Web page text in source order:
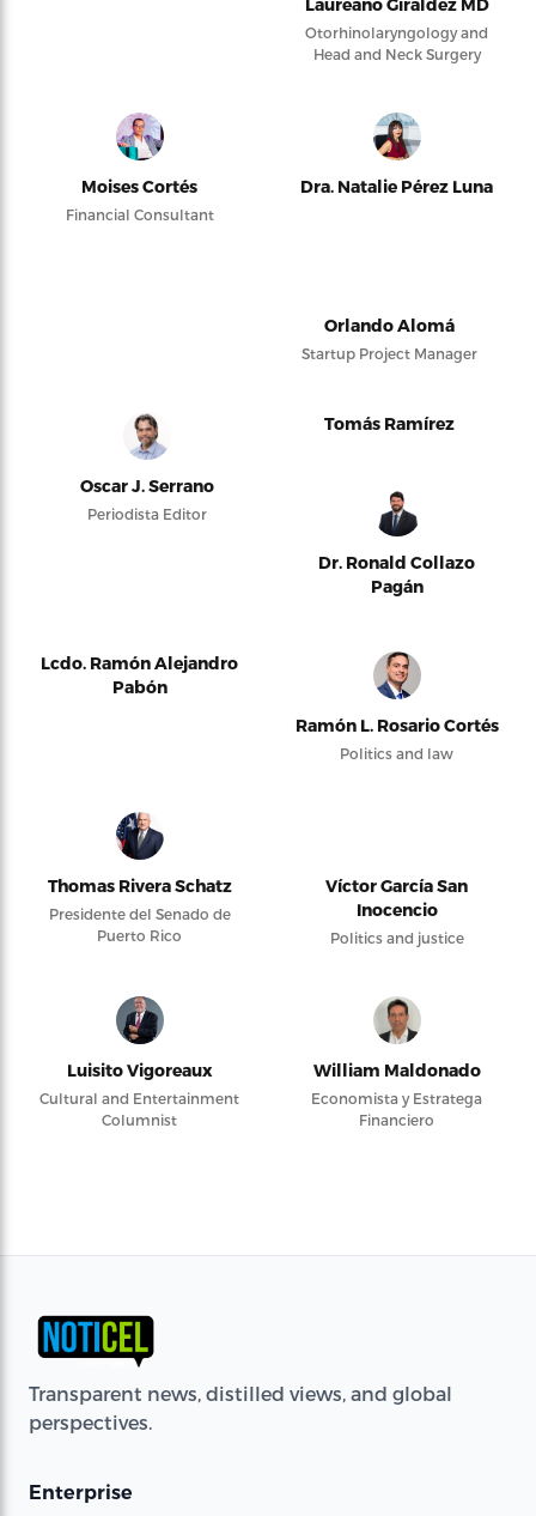
Laureano Giraldez MD
Otorhinolaryngology and
Head and Neck Surgery
Moises Cortés
Financial Consultant
Dra. Natalie Pérez Luna
Orlando Alomá
Startup Project Manager
Oscar J. Serrano
Periodista Editor
Tomás Ramírez
Dr. Ronald Collazo
Pagán
Lcdo. Ramón Alejandro
Pabón
Ramón L. Rosario Cortés
Politics and law
Thomas Rivera Schatz
Presidente del Senado de
Puerto Rico
Víctor García San
Inocencio
Politics and justice
Luisito Vigoreaux
Cultural and Entertainment
Columnist
William Maldonado
Economista y Estratega
Financiero
Transparent news, distilled views, and global
perspectives.
Enterprise